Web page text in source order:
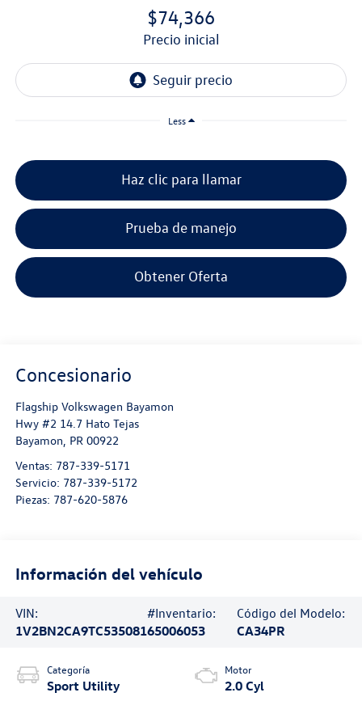
$74,366
precio inicial
Less
Haz clic para llamar
Prueba de manejo
Obtener Oferta
Concesionario
Flagship Volkswagen Bayamon
Hwy #2 14.7 Hato Tejas
Bayamon, PR 00922
Ventas: 787-339-5171
Servicio: 787-339-5172
Piezas: 787-620-5876
Información del vehículo
VIN:
1V2BN2CA9TC535081
#Inventario:
65006053
Código del Modelo:
CA34PR
Categoría
Sport Utility
Motor
2.0 Cyl